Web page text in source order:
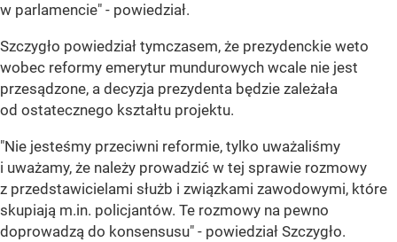
w parlamencie" - powiedział.
Szczygło powiedział tymczasem, że prezydenckie weto
wobec reformy emerytur mundurowych wcale nie jest
przesądzone, a decyzja prezydenta będzie zależała
od ostatecznego kształtu projektu.
"Nie jesteśmy przeciwni reformie, tylko uważaliśmy
i uważamy, że należy prowadzić w tej sprawie rozmowy
z przedstawicielami służb i związkami zawodowymi, które
skupiają m.in. policjantów. Te rozmowy na pewno
doprowadzą do konsensusu" - powiedział Szczygło.